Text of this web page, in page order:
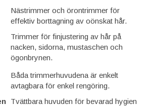
Nästrimmer och örontrimmer för
effektiv borttagning av oönskat hår.
Trimmer för finjustering av hår på
nacken, sidorna, mustaschen och
ögonbrynen.
Båda trimmerhuvudena är enkelt
avtagbara för enkel rengöring.
Tvättbara huvuden för bevarad hygien